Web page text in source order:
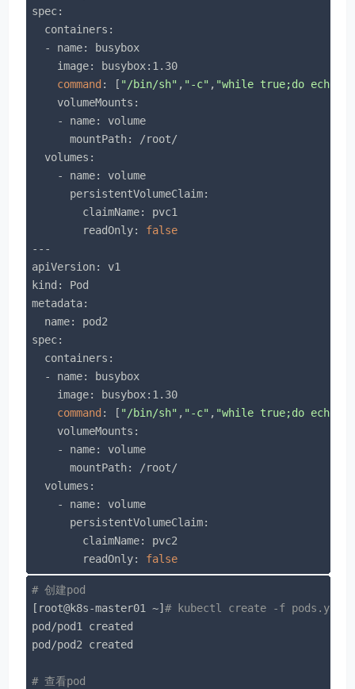
spec:
  containers:
  - name: busybox
    image: busybox:1.30
command : [ "/bin/sh" , "-c" , "while true;do echo
    volumeMounts:
    - name: volume
      mountPath: /root/
  volumes:
    - name: volume
      persistentVolumeClaim:
        claimName: pvc1
        readOnly:
false
---
apiVersion: v1
kind: Pod
metadata:
  name: pod2
spec:
  containers:
  - name: busybox
    image: busybox:1.30
command : [ "/bin/sh" , "-c" , "while true;do echo
    volumeMounts:
    - name: volume
      mountPath: /root/
  volumes:
    - name: volume
      persistentVolumeClaim:
        claimName: pvc2
        readOnly:
false
# 创建pod
[root@k8s-master01 ~]# kubectl create -f pods.yaml
pod/pod1 created
pod/pod2 created
# 查看pod